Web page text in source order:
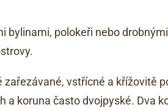
bylinami, polokeři nebo
vstřícné a křížovitě
a koruna často dvojpyské. Dva